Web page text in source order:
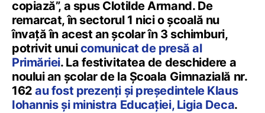
copiază”, a spus Clotilde Armand. De
remarcat, în sectorul 1 nici o școală nu
învață în acest an școlar în 3 schimburi,
potrivit unuicomunicat de presă al
Primăriei. La festivitatea de deschidere a
noului an școlar de la Școala Gimnazială nr.
162au fost prezenți și președintele Klaus
Iohannis și ministra Educației, Ligia Deca.